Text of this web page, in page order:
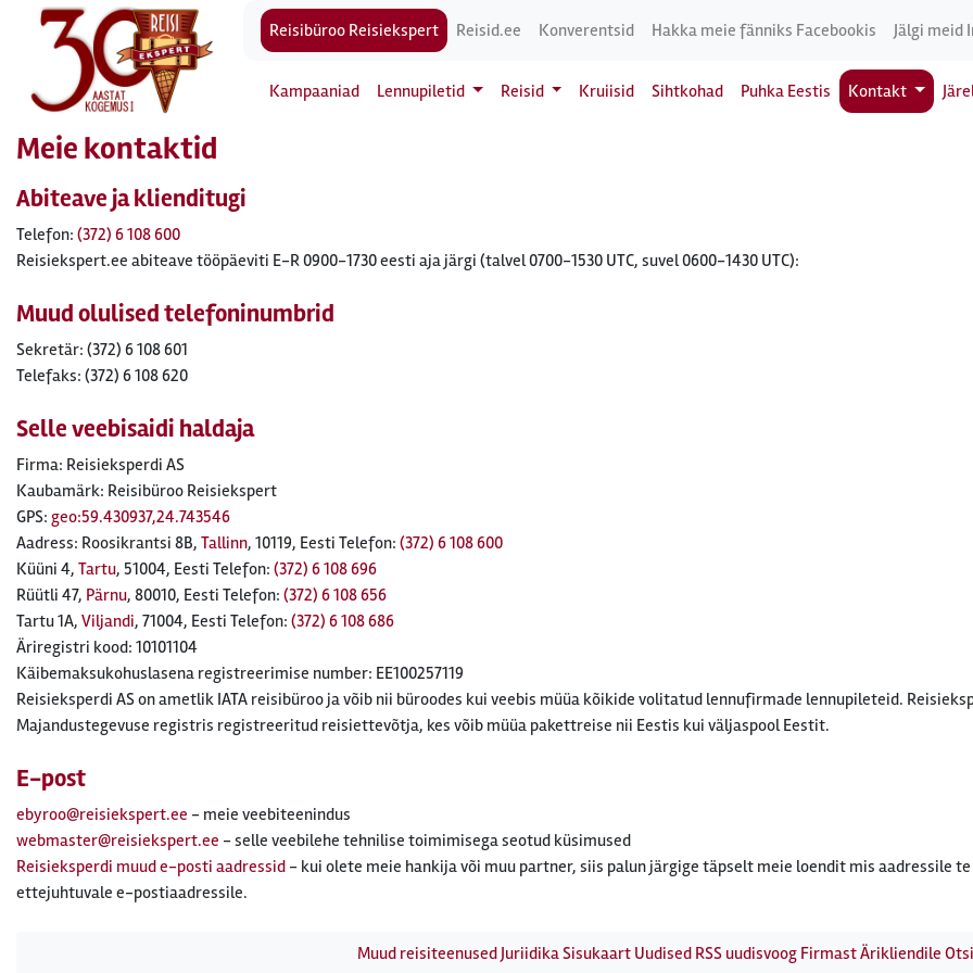
Reisibüroo Reisiekspert Reisid.ee Konverentsid Hakka meie fänniks Facebookis Jälgi meid
Kampaaniad Lennupiletid Reisid Kruiisid Sihtkohad Puhka Eestis Kontakt
Meie kontaktid
Abiteave ja klienditugi
Telefon: (372) 6 108 600
Reisiekspert.ee abiteave tööpäeviti E-R 0900-1730 eesti aja järgi (talvel 0700-1530 UTC, suvel 0600-1430 UTC):
Muud olulised telefoninumbrid
Sekretär: (372) 6 108 601
Telefaks: (372) 6 108 620
Selle veebisaidi haldaja
Firma: Reisieksperdi AS
Kaubamärk: Reisibüroo Reisiekspert
GPS: geo:59.430937,24.743546
Aadress: Roosikrantsi 8B, Tallinn, 10119, Eesti Telefon: (372) 6 108 600
Küüni 4, Tartu, 51004, Eesti Telefon: (372) 6 108 696
Rüütli 47, Pärnu, 80010, Eesti Telefon: (372) 6 108 656
Tartu 1A, Viljandi, 71004, Eesti Telefon: (372) 6 108 686
Äriregistri kood: 10101104
Käibemaksukohuslasena registreerimise number: EE100257119
Reisieksperdi AS on ametlik IATA reisibüroo ja võib nii büroodes kui veebis müüa kõikide volitatud lennufirmade lennupileteid.
Majandustegevuse registris registreeritud reisiettevõtja, kes võib müüa pakettreise nii Eestis kui väljaspool Eestit.
E-post
ebyroo@reisiekspert.ee - meie veebiteenindus
webmaster@reisiekspert.ee - selle veebilehe tehnilise toimimisega seotud küsimused
Reisieksperdi muud e-posti aadressid - kui olete meie hankija või muu partner, siis palun järgige täpselt meie loendit mis aadressile
ettejuhtuvale e-postiaadressile.
Muud reisiteenusedJuriidikaSisukaart Uudised RSS uudisvoog FirmastÄrikliendile